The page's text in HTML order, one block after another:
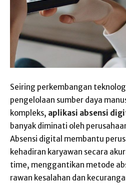
Seiring perkembangan
pengelolaan sumber daya
kompleks, aplikasi absensi
banyak diminati oleh
Absensi digital membantu
kehadiran karyawan secara
time, menggantikan metode
rawan kesalahan dan